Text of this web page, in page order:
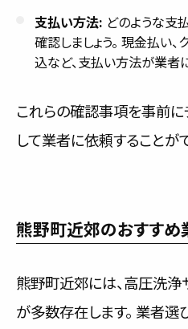
支払い方法: どのような支
確認しましょう。 現金払い
込など、支払い方法が業者
これらの確認事項を事前に
して業者に依頼することが
熊野町近郊のおすすめ
熊野町近郊には、高圧洗
が多数存在します。 業者選